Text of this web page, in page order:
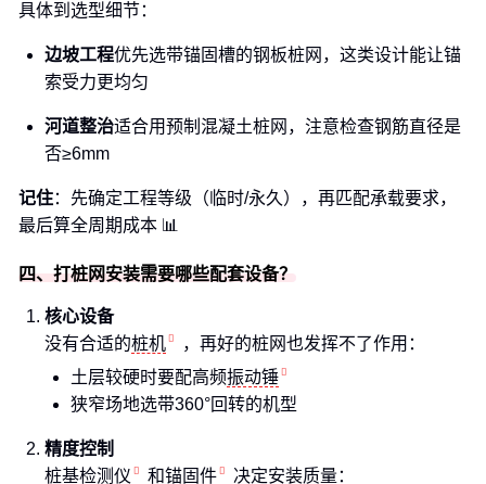
具体到选型细节：
边坡工程优先选带锚固槽的钢板桩网，这类设计能让锚
索受力更均匀
河道整治适合用预制混凝土桩网，注意检查钢筋直径是
否≥6mm
记住：先确定工程等级（临时/永久），再匹配承载要求，
最后算全周期成本 📊
四、打桩网安装需要哪些配套设备？
核心设备
没有合适的桩机
，再好的桩网也发挥不了作用：
土层较硬时要配高频振动锤
狭窄场地选带360°回转的机型
精度控制
桩基检测仪
和锚固件
决定安装质量：